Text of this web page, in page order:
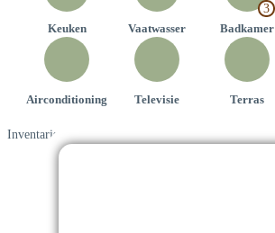
Keuken Vaatwasser
3
Badkamer
Airconditioning Televisie Terras
Inventaris